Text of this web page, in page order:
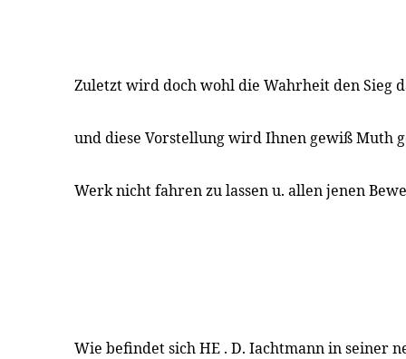
Zuletzt wird doch wohl die Wahrheit den Sieg
und diese Vorstellung wird Ihnen gewiß Muth
Werk nicht fahren zu lassen u. allen jenen
Wie befindet sich HE . D. Iachtmann in seiner